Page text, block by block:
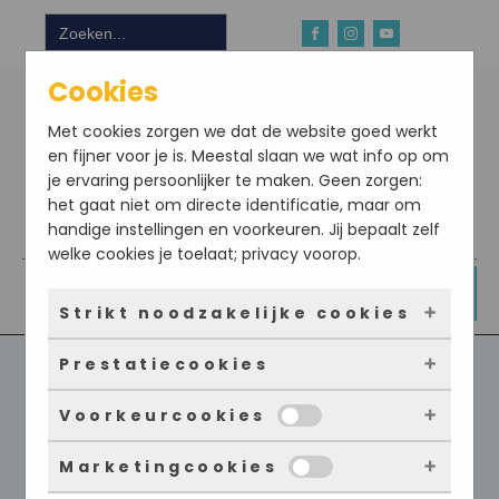
Zoek
naar:
Download hier onze app
Cookies
Met cookies zorgen we dat de website goed werkt
en fijner voor je is. Meestal slaan we wat info op om
je ervaring persoonlijker te maken. Geen zorgen:
het gaat niet om directe identificatie, maar om
handige instellingen en voorkeuren. Jij bepaalt zelf
welke cookies je toelaat; privacy voorop.
Strikt noodzakelijke cookies
Deze cookies zorgen ervoor dat de website
überhaupt werkt. Ze zijn dus altijd actief en
kunnen niet worden uitgezet. Meestal worden
ze alleen geplaatst als jij iets doet, zoals
inloggen, een formulier invullen of je
Prestatiecookies
Met deze cookies zien we hoe vaak onze site
bezocht wordt, waar bezoekers vandaan
komen en welke pagina’s populair zijn. Zo
Voorkeurcookies
Deze cookies onthouden jouw voorkeuren.
Marketingcookies